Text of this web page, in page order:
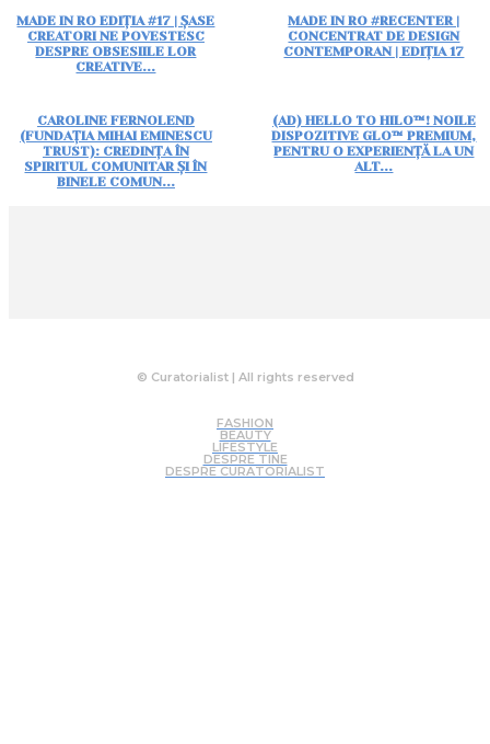
MADE IN RO EDIȚIA #17 | ȘASE
CREATORI NE POVESTESC
DESPRE OBSESIILE LOR
CREATIVE...
MADE IN RO #RECENTER |
CONCENTRAT DE DESIGN
CONTEMPORAN | EDIȚIA 17
CAROLINE FERNOLEND
(FUNDAȚIA MIHAI EMINESCU
TRUST): CREDINȚA ÎN
SPIRITUL COMUNITAR ȘI ÎN
BINELE COMUN...
(AD) HELLO TO HILO™! NOILE
DISPOZITIVE GLO™ PREMIUM,
PENTRU O EXPERIENȚĂ LA UN
ALT...
© Curatorialist | All rights reserved
FASHION
BEAUTY
LIFESTYLE
DESPRE TINE
DESPRE CURATORIALIST